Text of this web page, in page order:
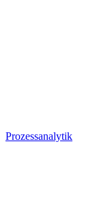
Prozessanalytik